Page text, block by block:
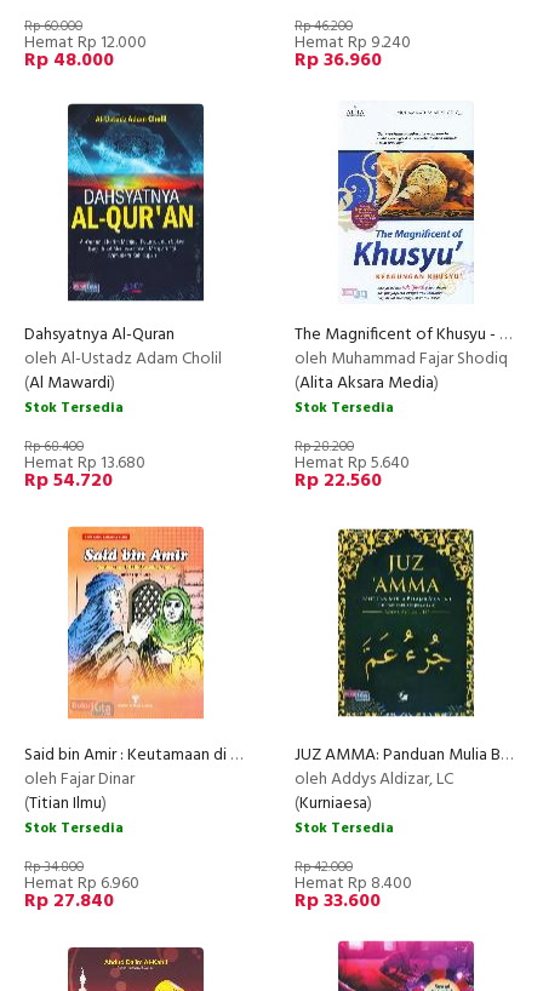
Rp 60.000
Hemat Rp 12.000
Rp 48.000
Rp 46.200
Hemat Rp 9.240
Rp 36.960
Dahsyatnya Al-Quran
oleh Al-Ustadz Adam Cholil
(Al Mawardi)
Stok Tersedia
Rp 68.400
Hemat Rp 13.680
Rp 54.720
The Magnificent of Khusyu - Keagungan Khusyu
oleh Muhammad Fajar Shodiq
(Alita Aksara Media)
Stok Tersedia
Rp 28.200
Hemat Rp 5.640
Rp 22.560
Said bin Amir : Keutamaan di Balik Kesederhanaan
oleh Fajar Dinar
(Titian Ilmu)
Stok Tersedia
Rp 34.800
Hemat Rp 6.960
Rp 27.840
JUZ AMMA: Panduan Mulia Belajar Mengaji
oleh Addys Aldizar, LC
(Kurniaesa)
Stok Tersedia
Rp 42.000
Hemat Rp 8.400
Rp 33.600